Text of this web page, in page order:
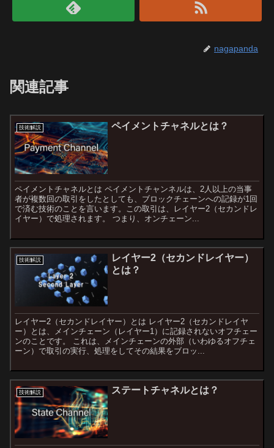
nagapanda
関連記事
技術解説 ペイメントチャネルとは？
ペイメントチャネルとは ペイメントチャンネルは、2人以上の当事
者が複数回の取引をしたとしても、ブロックチェーンへの記録が1回
で済む技術のことを言います。この取引は、レイヤー2（セカンドレ
イヤー）で処理されます。 つまり、オンチェーン...
技術解説
レイヤー2（セカンドレイヤー）
とは？
レイヤー2（セカンドレイヤー）とは レイヤー2（セカンドレイヤ
ー）とは、メインチェーン（レイヤー1）に記録されないオフチェー
ンのことです。 これは、メインチェーンの外部（いわゆるオフチェ
ーン）で取引の実行、処理をしてその結果をブロッ...
技術解説 ステートチャネルとは？